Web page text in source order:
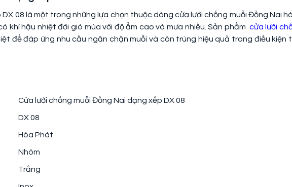
DX 08 là một trong những lựa chọn thuộc dòng cửa lưới chống muỗi Đồng Nai
khí hậu nhiệt đới gió mùa với độ ẩm cao và mưa nhiều. Sản phẩm cửa lưới
để đáp ứng nhu cầu ngăn chặn muỗi và côn trùng hiệu quả trong điều kiện
Cửa lưới chống muỗi Đồng Nai dạng xếp DX 08
DX 08
Hòa Phát
Nhôm
Trắng